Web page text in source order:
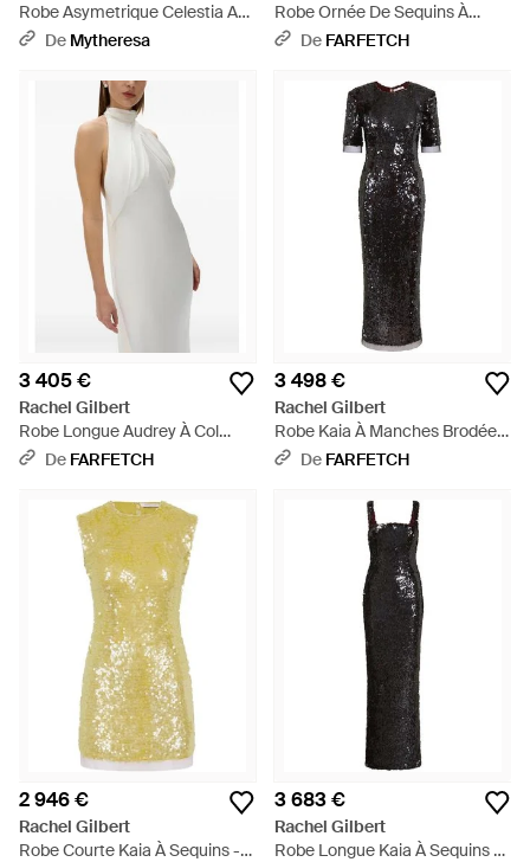
Robe Asymetrique Celestia A
Ornements - Bleu
De Mytheresa
Robe Ornée De Sequins À
Coupe Longue - Bleu
De FARFETCH
3 405 €
Rachel Gilbert
Robe Longue Audrey À Col
Drapé - Blanc
De FARFETCH
3 498 €
Rachel Gilbert
Robe Kaia À Manches Brodées
De Sequins - Noir
De FARFETCH
2 946 €
Rachel Gilbert
Robe Courte Kaia À Sequins -
3 683 €
Rachel Gilbert
Robe Longue Kaia À Sequins -